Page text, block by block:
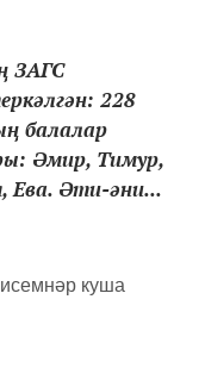
ЗАГС
228
балалар
Әмир, Тимур,
Ева. Әти-әни...